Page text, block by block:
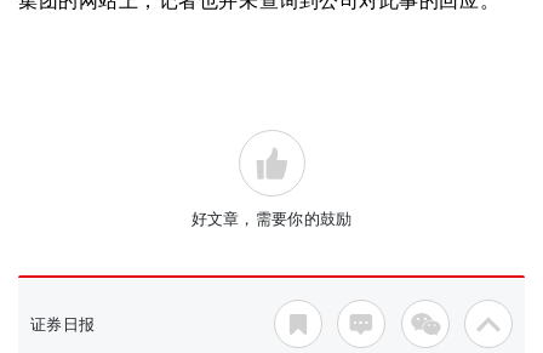
好文章，需要你的鼓励
证券日报